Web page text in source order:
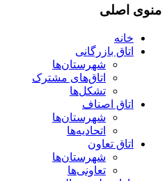
منوی اصلی
خانه
اتاق بازرگانی
شهرستان‌ها
اتاق‌های مشترک
تشکل‌ها
اتاق اصناف
شهرستان‌ها
اتحادیه‌ها
اتاق تعاون
شهرستان‌ها
تعاونی‌ها